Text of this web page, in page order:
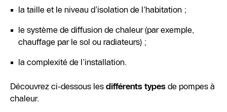
la taille et le niveau d’isolation de l’habitation ;
le système de diffusion de chaleur (par exemple,
chauffage par le sol ou radiateurs) ;
la complexité de l’installation.
Découvrez ci-dessous les différents types de pompes à
chaleur.